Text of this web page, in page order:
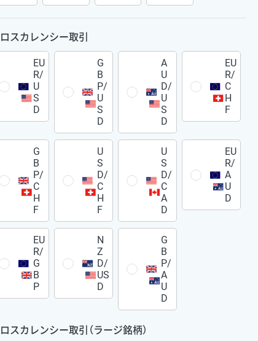
スカレンシー取引
EU
R/
U
S
D
G
B
P/
U
S
D
A
U
D/
U
S
D
EU
R/
C
H
F
G
B
P/
C
H
F
U
S
D/
C
H
F
U
S
D/
C
A
D
EU
R/
A
U
D
EU
R/
G
B
P
N
Z
D/
US
D
G
B
P/
A
U
D
スカレンシー取引（ラージ銘柄）